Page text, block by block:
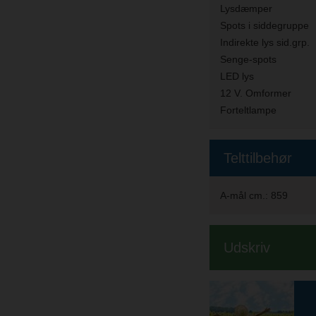
Lysdæmper
Spots i siddegruppe
Indirekte lys sid.grp.
Senge-spots
LED lys
12 V. Omformer
Forteltlampe
Telttilbehør
A-mål cm.: 859
Udskriv